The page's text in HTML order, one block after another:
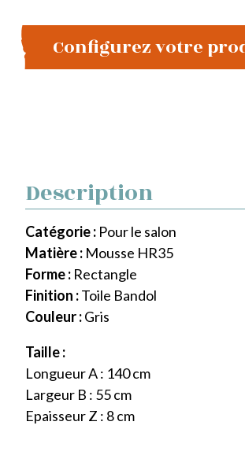
Configurez votre
Description
Catégorie : Pour le salon
Matière : Mousse HR35
Forme : Rectangle
Finition :Toile Bandol
Couleur :Gris
Taille :
Longueur A : 140 cm
Largeur B : 55 cm
Epaisseur Z : 8 cm